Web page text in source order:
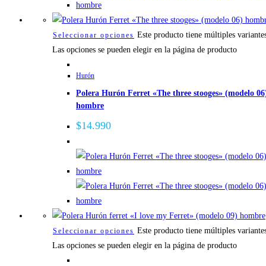
Seleccionar opciones Este producto tiene múltiples
Las opciones se pueden elegir en la página de producto
Hurón
Polera Hurón Ferret «The three stooges» (modelo
hombre
$14.990
Seleccionar opciones Este producto tiene múltiples
Las opciones se pueden elegir en la página de producto